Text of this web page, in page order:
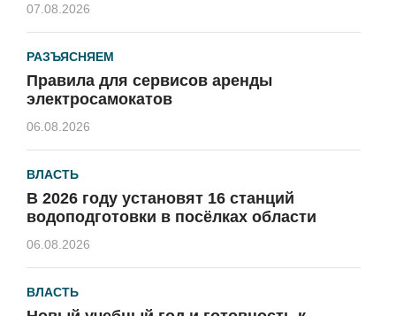
07.08.2026
РАЗЪЯСНЯЕМ
Правила для сервисов аренды
электросамокатов
06.08.2026
ВЛАСТЬ
В 2026 году установят 16 станций
водоподготовки в посёлках области
06.08.2026
ВЛАСТЬ